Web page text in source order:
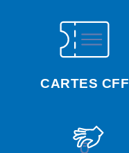
CARTES CFF